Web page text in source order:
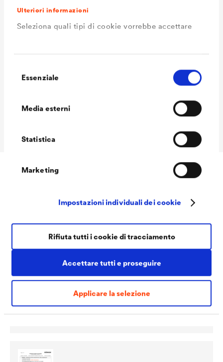
Ulteriori informazioni
Seleziona quali tipi di cookie vorrebbe accettare
delEssenziale
Media esterni
Statistica
Marketing
Impostazioni individuali dei cookie
Accettare tutti e proseguire
Applicare la selezione
Rifiuta tutti i cookie di tracciamento
intenso / ca. RAL 9006
9007 alluminio grigiastro
Volume delle
Volume delle
Scheda tecnicaLUCITE®125 SamtColor